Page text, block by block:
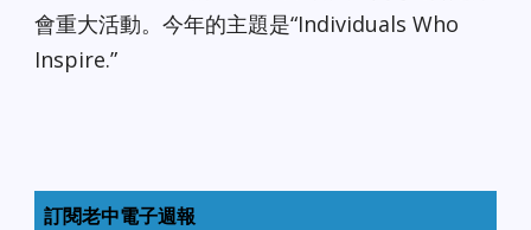
會重大活動。今年的主題是“Individuals Who
Inspire.”
訂閱老中電子週報